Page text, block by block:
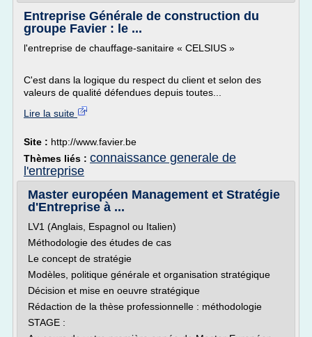
Entreprise Générale de construction du
groupe Favier : le ...
l'entreprise de chauffage-sanitaire « CELSIUS »
C'est dans la logique du respect du client et selon des
valeurs de qualité défendues depuis toutes...
Lire la suite
Site : http://www.favier.be
Thèmes liés : connaissance generale de
l'entreprise
Master européen Management et Stratégie
d'Entreprise à ...
LV1 (Anglais, Espagnol ou Italien)
Méthodologie des études de cas
Le concept de stratégie
Modèles, politique générale et organisation stratégique
Décision et mise en oeuvre stratégique
Rédaction de la thèse professionnelle : méthodologie
STAGE :